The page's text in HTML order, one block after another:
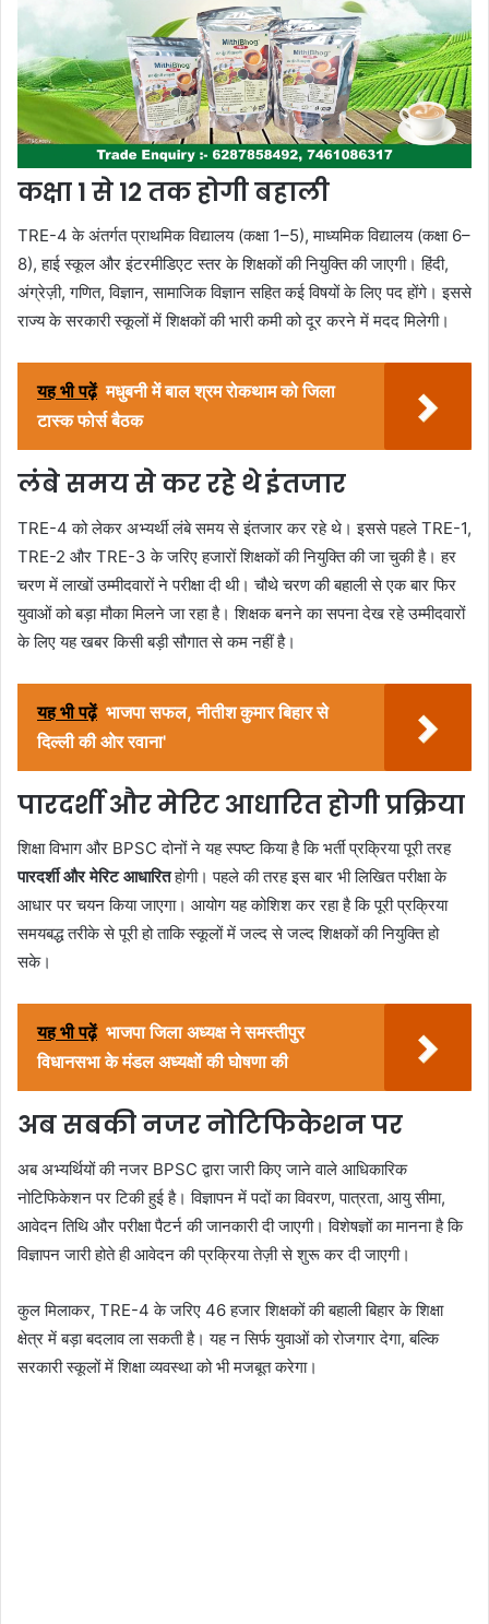
कक्षा 1 से 12 तक होगी बहाली
TRE-4 के अंतर्गत प्राथमिक विद्यालय (कक्षा 1–5), माध्यमिक विद्यालय (कक्षा 6–
8), हाई स्कूल और इंटरमीडिएट स्तर के शिक्षकों की नियुक्ति की जाएगी। हिंदी,
अंग्रेज़ी, गणित, विज्ञान, सामाजिक विज्ञान सहित कई विषयों के लिए पद होंगे। इससे
राज्य के सरकारी स्कूलों में शिक्षकों की भारी कमी को दूर करने में मदद मिलेगी।
यह भी पढ़ें मधुबनी में बाल श्रम रोकथाम को जिला
टास्क फोर्स बैठक
लंबे समय से कर रहे थे इंतजार
TRE-4 को लेकर अभ्यर्थी लंबे समय से इंतजार कर रहे थे। इससे पहले TRE-1,
TRE-2 और TRE-3 के जरिए हजारों शिक्षकों की नियुक्ति की जा चुकी है। हर
चरण में लाखों उम्मीदवारों ने परीक्षा दी थी। चौथे चरण की बहाली से एक बार फिर
युवाओं को बड़ा मौका मिलने जा रहा है। शिक्षक बनने का सपना देख रहे उम्मीदवारों
के लिए यह खबर किसी बड़ी सौगात से कम नहीं है।
यह भी पढ़ें भाजपा सफल, नीतीश कुमार बिहार से
दिल्ली की ओर रवाना'
पारदर्शी और मेरिट आधारित होगी प्रक्रिया
शिक्षा विभाग और BPSC दोनों ने यह स्पष्ट किया है कि भर्ती प्रक्रिया पूरी तरह
पारदर्शी और मेरिट आधारितहोगी। पहले की तरह इस बार भी लिखित परीक्षा के
आधार पर चयन किया जाएगा। आयोग यह कोशिश कर रहा है कि पूरी प्रक्रिया
समयबद्ध तरीके से पूरी हो ताकि स्कूलों में जल्द से जल्द शिक्षकों की नियुक्ति हो
सके।
यह भी पढ़ें भाजपा जिला अध्यक्ष ने समस्तीपुर
विधानसभा के मंडल अध्यक्षों की घोषणा की
अब सबकी नजर नोटिफिकेशन पर
अब अभ्यर्थियों की नजर BPSC द्वारा जारी किए जाने वाले आधिकारिक
नोटिफिकेशन पर टिकी हुई है। विज्ञापन में पदों का विवरण, पात्रता, आयु सीमा,
आवेदन तिथि और परीक्षा पैटर्न की जानकारी दी जाएगी। विशेषज्ञों का मानना है कि
विज्ञापन जारी होते ही आवेदन की प्रक्रिया तेज़ी से शुरू कर दी जाएगी।
कुल मिलाकर, TRE-4 के जरिए 46 हजार शिक्षकों की बहाली बिहार के शिक्षा
क्षेत्र में बड़ा बदलाव ला सकती है। यह न सिर्फ युवाओं को रोजगार देगा, बल्कि
सरकारी स्कूलों में शिक्षा व्यवस्था को भी मजबूत करेगा।